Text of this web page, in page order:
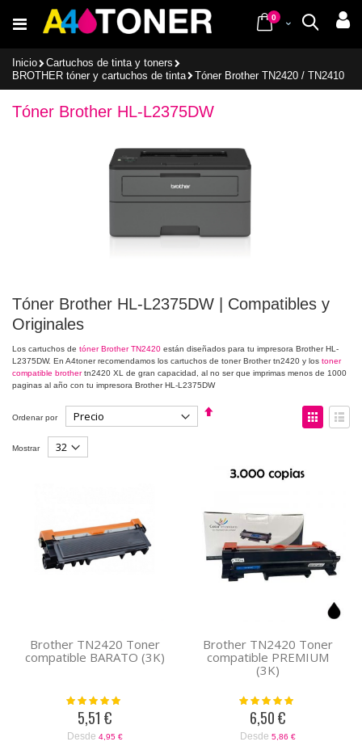
al
contenido
Buscar
Cart
0items
Inicio
Cartuchos de tinta y toners
BROTHER tóner y cartuchos de tinta
Tóner Brother TN2420 / TN2410
Tóner Brother HL-L2375DW
Tóner Brother HL-L2375DW | Compatibles y
Originales
Los cartuchos de tóner Brother TN2420 están diseñados para tu impresora Brother HL-
L2375DW. En A4toner recomendamos los cartuchos de toner Brother tn2420 y los toner
compatible brothertn2420 XL de gran capacidad, al no ser que imprimas menos de 1000
paginas al año con tu impresora Brother HL-L2375DW
Ordenar por
Fijar
Ver
como
Mostrar
Brother TN2420 Toner
compatible BARATO (3K)
Valoración:
5,51 €
Desde 4,95 €
Brother TN2420 Toner
compatible PREMIUM
(3K)
Valoración:
6,50 €
Desde 5,86 €